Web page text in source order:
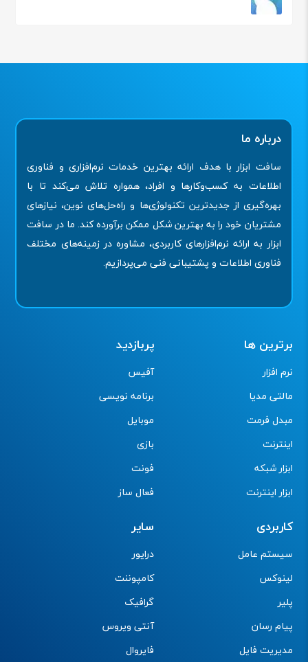
درباره ما
سافت ابزار با هدف ارائه بهترین خدمات نرم‌افزاری و فناوری
اطلاعات به کسب‌وکارها و افراد، همواره تلاش می‌کند تا با
بهره‌گیری از جدیدترین تکنولوژی‌ها و راه‌حل‌های نوین، نیازهای
مشتریان خود را به بهترین شکل ممکن برآورده کند. ما در سافت
ابزار به ارائه نرم‌افزارهای کاربردی، مشاوره در زمینه‌های مختلف
فناوری اطلاعات و پشتیبانی فنی می‌پردازیم.
برترین ها
نرم افزار
مالتی مدیا
مبدل فرمت
اینترنت
ابزار شبکه
ابزار اینترنت
پربازدید
آفیس
برنامه نویسی
موبایل
بازی
فونت
فعال ساز
کاربردی
سیستم عامل
لینوکس
پلیر
پیام رسان
مدیریت فایل
سایر
درایور
کامپوننت
گرافیک
آنتی ویروس
فایروال